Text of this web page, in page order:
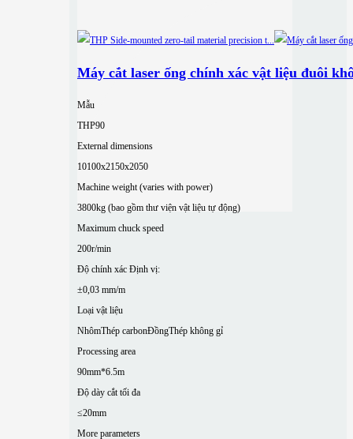
Máy cắt laser ống chính xác vật liệu đuôi
Mẫu
THP90
External dimensions
10100x2150x2050
Machine weight (varies with power)
3800kg (bao gồm thư viện vật liệu tự động)
Maximum chuck speed
200r/min
Độ chính xác Định vị:
±0,03 mm/m
Loại vật liệu
NhômThép carbonĐồngThép không gỉ
Processing area
90mm*6.5m
Độ dày cắt tối đa
≤20mm
More parameters